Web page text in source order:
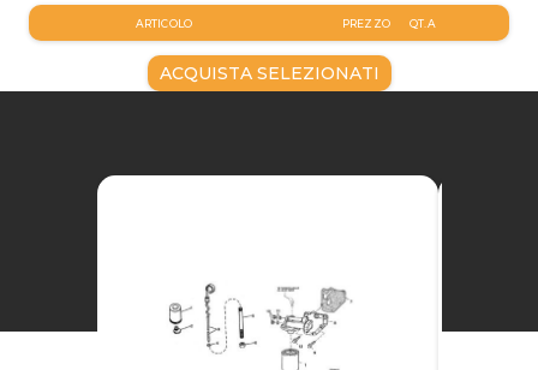
ARTICOLO PREZZO QT.A
ACQUISTA SELEZIONATI